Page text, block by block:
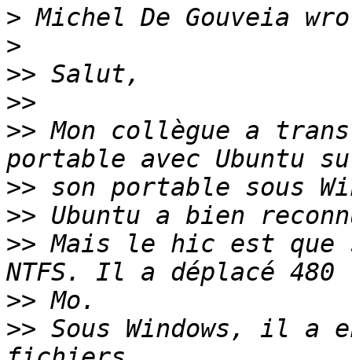
>
>
>>
>>
>> Mon collègue a
>>
>>
>> Mais le hic est que
>>
>> Sous Windows, il